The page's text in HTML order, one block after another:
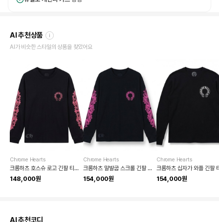
AI 추천상품 i
AI가 비슷한 스타일의 상품을 찾았어요
Chrome Hearts
크롬하츠 호스슈 로고 긴팔 티셔츠
148,000원
Chrome Hearts
크롬하츠 말발굽 스크롤 긴팔 티셔츠
154,000원
Chrome Hearts
154,000원
AI 추천코디